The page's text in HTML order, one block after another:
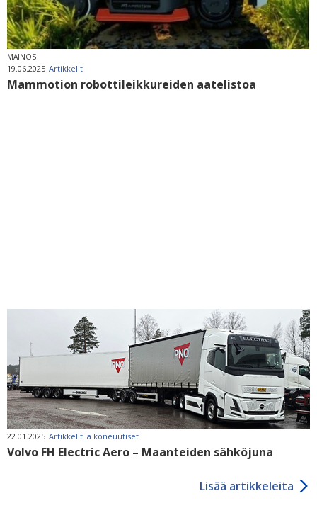
MAINOS
19.06.2025 Artikkelit
Mammotion robottileikkureiden aatelistoa
22.01.2025 Artikkelit ja koneuutiset
Volvo FH Electric Aero – Maanteiden sähköjuna
Lisää artikkeleita